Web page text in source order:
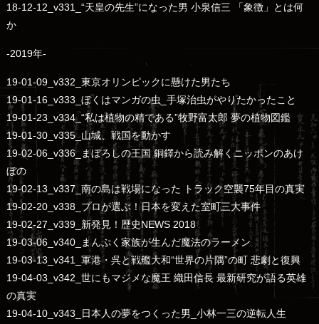
18-12-12_v331_“天皇の先生”になった男 小泉信三 「象徴」とは何
か
-2019年-
19-01-09_v332_東京オリンピックに懸けた男たち
19-01-16_v333_ぼくはマンガの虫_手塚治虫がやりたかったこと
19-01-23_v334_“私は植物の精である”牧野富太郎 夢の植物図鑑
19-01-30_v335_山城、戦国を動かす
19-02-06_v336_まぼろしの王国 銅鐸から読み解くニッポンのあけ
ぼの
19-02-13_v337_南の島は戦場になった トラック空襲75年目の真実
19-02-20_v338_プロが選ぶ！日本を変えた室町三大事件
19-02-27_v339_新発見！歴史NEWS 2018
19-03-06_v340_まんぷく家族が生んだ魔法のラーメン
19-03-13_v341_軍港・呉と戦艦大和“世界の片隅”の町 悲劇と復興
19-04-03_v342_世にもマジメな魔王 織田信長 最新研究が語る英雄
の真実
19-04-10_v343_日本人の夢をつくった男_小林一三の逆転人生